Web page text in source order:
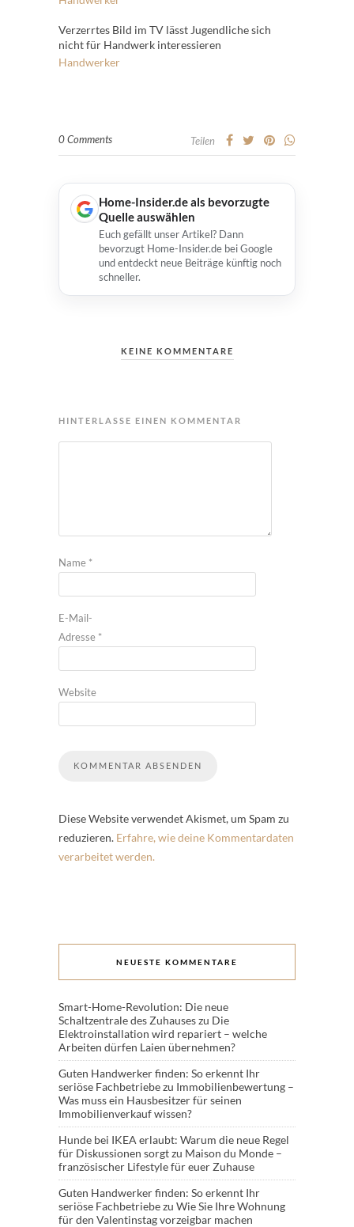
Verzerrtes Bild im TV lässt Jugendliche sich
nicht für Handwerk interessieren
Handwerker
0 Comments Teilen
Home-Insider.de als bevorzugte
Quelle auswählen
Euch gefällt unser Artikel? Dann
bevorzugt Home-Insider.de bei Google
und entdeckt neue Beiträge künftig noch
schneller.
KEINE KOMMENTARE
HINTERLASSE EINEN KOMMENTAR
Name *
E-Mail-
Adresse *
Website
Diese Website verwendet Akismet, um Spam zu
reduzieren. Erfahre, wie deine Kommentardaten
verarbeitet werden.
NEUESTE KOMMENTARE
Smart-Home-Revolution: Die neue
Schaltzentrale des Zuhauseszu Die
Elektroinstallation wird repariert – welche
Arbeiten dürfen Laien übernehmen?
Guten Handwerker finden: So erkennt Ihr
seriöse Fachbetriebezu Immobilienbewertung –
Was muss ein Hausbesitzer für seinen
Immobilienverkauf wissen?
Hunde bei IKEA erlaubt: Warum die neue Regel
für Diskussionen sorgtzu Maison du Monde –
französischer Lifestyle für euer Zuhause
Guten Handwerker finden: So erkennt Ihr
seriöse Fachbetriebezu Wie Sie Ihre Wohnung
für den Valentinstag vorzeigbar machen